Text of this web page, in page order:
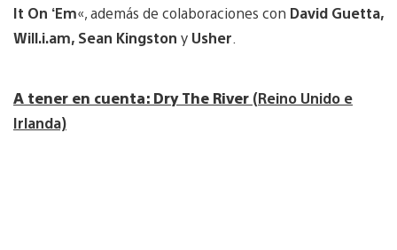
It On ‘Em«, además de colaboraciones con David Guetta,
Will.i.am, Sean Kingston y Usher
A tener en cuenta: Dry The River (Reino Unido e
Irlanda)